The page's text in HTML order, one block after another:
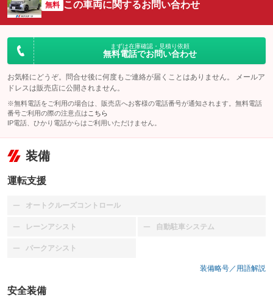
無料 この車両に関するお問い合わせ
まずは在庫確認・見積り依頼
無料電話でお問い合わせ
お気軽にどうぞ。問合せ後に何度もご連絡が届くことはありません。 メールア
ドレスは販売店に公開されません。
※無料電話をご利用の場合は、販売店へお客様の電話番号が通知されます。無料電話
番号ご利用の際の注意点は こちら
IP電話、ひかり電話からはご利用いただけません。
装備
運転支援
オートクルーズコントロール
：装備なし
レーンアシスト
：装備なし 自動駐車システム
：装備なし
パークアシスト
：装備なし
装備略号／用語解説
安全装備